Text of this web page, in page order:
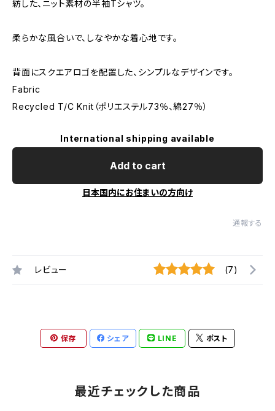
紡した、ニット素材の半袖Tシャツ。
柔らかな風合いで、しなやかな着心地です。
背面にスクエアロゴを配置した、シンプルなデザインです。
Fabric
Recycled T/C Knit（ポリエステル73％、綿27％）
International shipping available
Add to cart
日本国内にお住まいの方向け
通報する
レビュー (7)
保存 シェア LINE ポスト
最近チェックした商品